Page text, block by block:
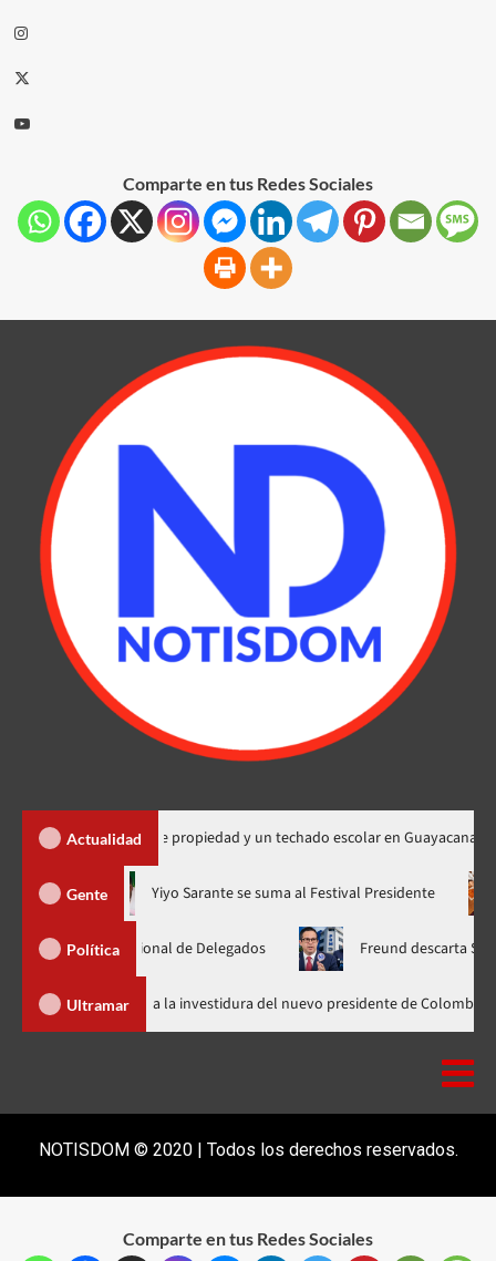
Comparte en tus Redes Sociales
Actualidad
450 títulos de propiedad y un techado escolar en Guayacanal
Gente
en nuevo horario Yiyo Sarante se suma al Festival
Política
Nacional de Delegados Freund descarta Secretaría de
Ultramar
Abinader llega a Cali para asistir a la investidura del nuevo presidente
NOTISDOM © 2020 | Todos los derechos reservados.
Comparte en tus Redes Sociales